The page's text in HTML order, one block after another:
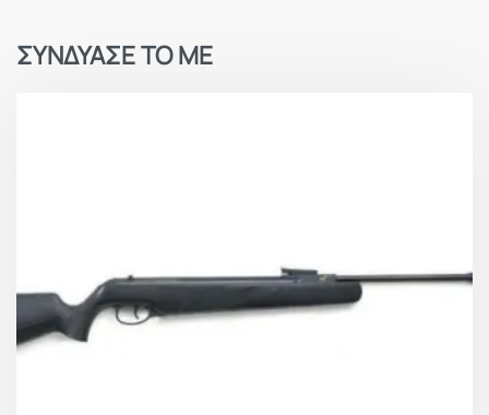
Έχει πλαστικό κοντάκι με
ΣΥΝΔΥΑΣΕ ΤΟ ΜΕ